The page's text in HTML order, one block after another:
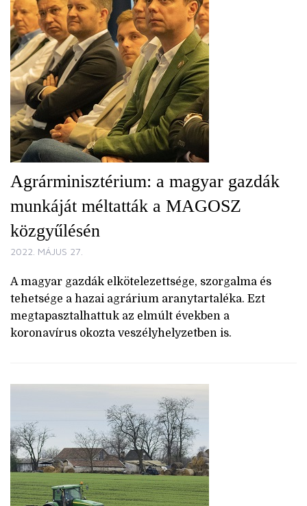
Agrárminisztérium: a magyar gazdák
munkáját méltatták a MAGOSZ
közgyűlésén
2022. MÁJUS 27.
A magyar gazdák elkötelezettsége, szorgalma és
tehetsége a hazai agrárium aranytartaléka. Ezt
megtapasztalhattuk az elmúlt években a
koronavírus okozta veszélyhelyzetben is.